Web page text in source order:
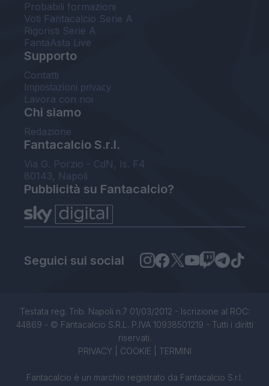
Probabili formazioni
Voti Fantacalcio Serie A
Rigoristi Serie A
FantaAsta Live
Supporto
Contatti
Impostazioni privacy
Lavora con noi
Chi siamo
Redazione
Fantacalcio S.r.l.
Via G. Porzio - CdN, Is. F4
80143, Napoli
Pubblicità su Fantacalcio?
Seguici sui social
Testata reg. Trib. Napoli n.7 01/03/2012 - Iscrizione al ROC:
44869 - © Fantacalcio S.R.L. P.IVA 10938501219 - Tutti i diritti
riservati.
PRIVACY| COOKIE TERMINI
Fantacalcio è un marchio registrato da Fantacalcio S.r.l.